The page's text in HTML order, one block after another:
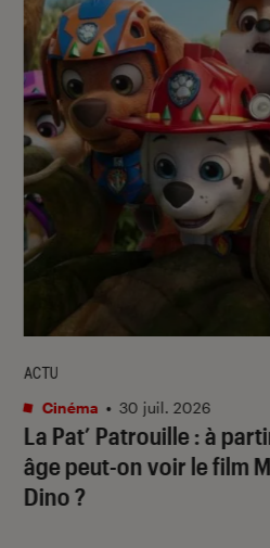
La Pat’ Patrouille: à
âge peut-on voir le film
Dino?
ACTU
Cinéma • 30 juil. 2026